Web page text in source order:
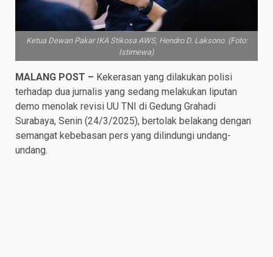
Ketua Dewan Pakar IKA Stikosa AWS, Hendro D. Laksono. (Foto:
Istimewa)
MALANG POST – Kekerasan yang dilakukan polisi
terhadap dua jurnalis yang sedang melakukan liputan
demo menolak revisi UU TNI di Gedung Grahadi
Surabaya, Senin (24/3/2025), bertolak belakang dengan
semangat kebebasan pers yang dilindungi undang-
undang.